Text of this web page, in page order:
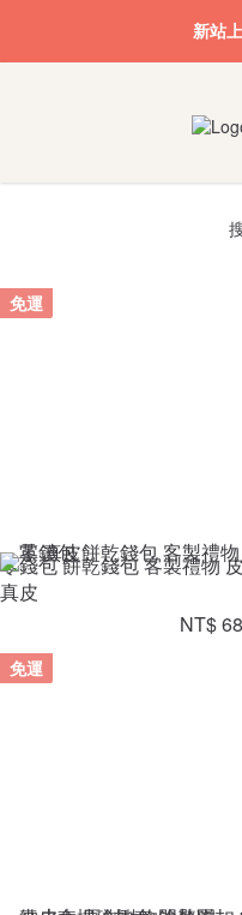
新站
免運
零錢包 餅乾錢包 客製禮物
真皮
NT$
免運